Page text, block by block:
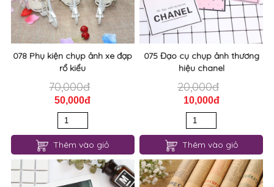
078 Phụ kiện chụp ảnh xe đạp
rổ kiểu
70,000đ
50,000đ
Thêm vào giỏ
075 Đạo cụ chụp ảnh thương
hiệu chanel
20,000đ
10,000đ
Thêm vào giỏ